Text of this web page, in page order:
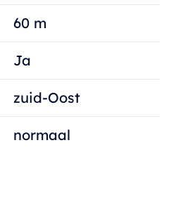
60 m
Ja
zuid-Oost
normaal